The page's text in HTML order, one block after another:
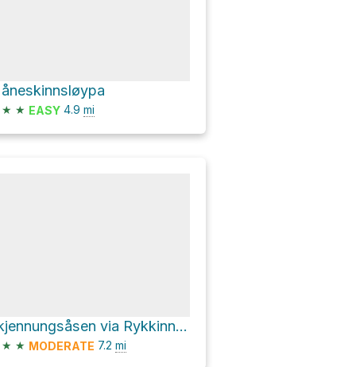
★ ★ EASY 4.9 mi
Skjennungsåsen via Rykkinnveien
★ ★ MODERATE 7.2 mi